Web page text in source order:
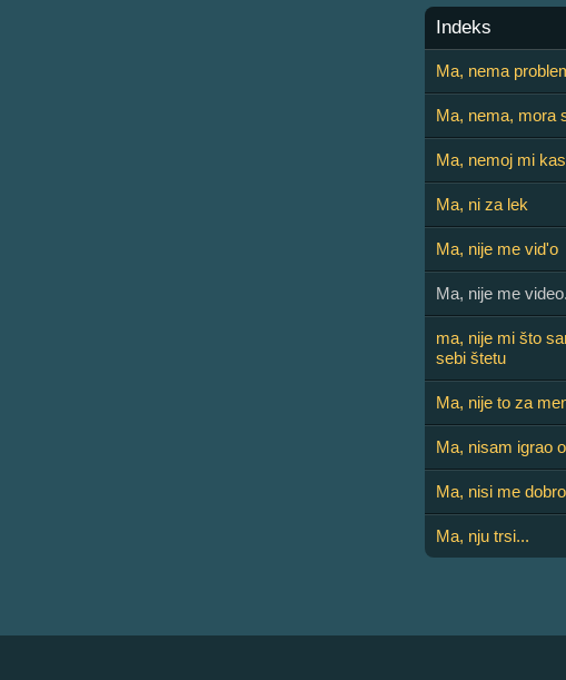
Indeks
Ma, nema
Ma, nema, mora
Ma, nemoj mi
Ma, ni za lek
Ma, nije me vid'o
Ma, nije me video.
ma, nije mi što
sebi štetu
Ma, nije to za
Ma, nisam igrao
Ma, nisi me
Ma, nju trsi...